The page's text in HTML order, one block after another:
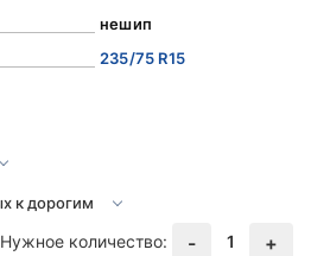
нешип
235/75 R15
Нужное количество:
- 1 +